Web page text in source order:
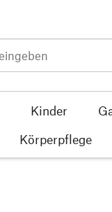
Kinder
Körperpflege